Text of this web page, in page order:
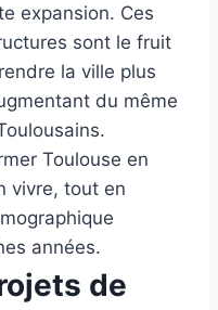
expansion. Ces
sont le fruit
la ville plus
du même
Toulouse en
vivre, tout en
années.
de